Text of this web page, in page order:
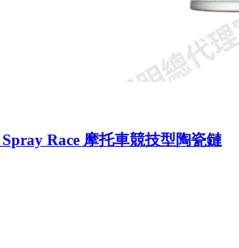
Race 摩托車競技型陶瓷鏈